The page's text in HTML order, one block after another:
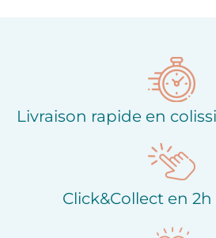
Livraison rapide en
Click&Collect en